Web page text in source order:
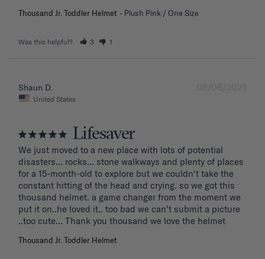
Thousand Jr. Toddler Helmet Plush Pink / One Size
Was this helpful? 3 1
08/06/2025
Shaun D.
United States
Lifesaver
We just moved to a new place with lots of potential
disasters... rocks... stone walkways and plenty of places
for a 15-month-old to explore but we couldn't take the
constant hitting of the head and crying. so we got this
thousand helmet. a game changer from the moment we
put it on..he loved it.. too bad we can't submit a picture
..too cute... Thank you thousand we love the helmet
Thousand Jr. Toddler Helmet